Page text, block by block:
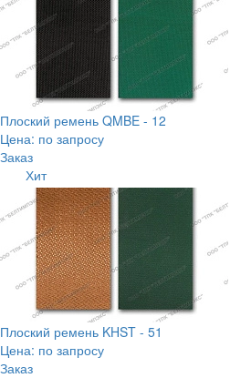
Плоский ремень QMBE - 12
Цена: по запросу
Заказ
Хит
Плоский ремень KHST - 51
Цена: по запросу
Заказ